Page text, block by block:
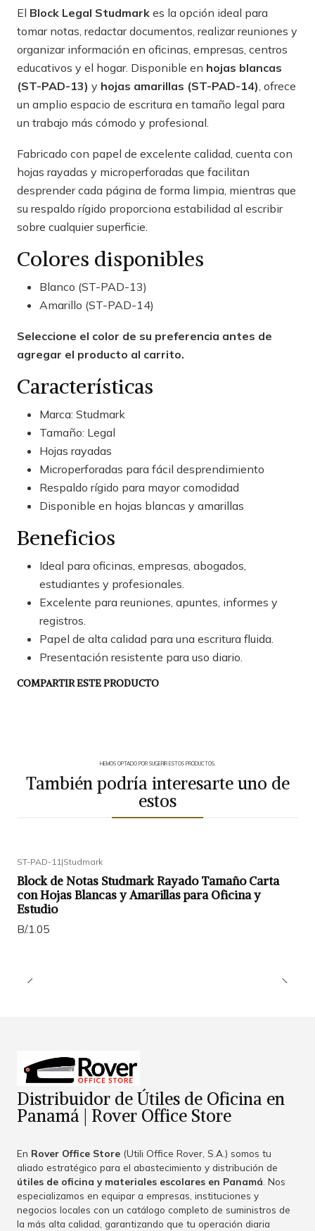
El Block Legal Studmark es la opción ideal para
tomar notas, redactar documentos, realizar reuniones y
organizar información en oficinas, empresas, centros
educativos y el hogar. Disponible en hojas blancas
(ST-PAD-13) y hojas amarillas (ST-PAD-14) , ofrece
un amplio espacio de escritura en tamaño legal para
un trabajo más cómodo y profesional.
Fabricado con papel de excelente calidad, cuenta con
hojas rayadas y microperforadas que facilitan
desprender cada página de forma limpia, mientras que
su respaldo rígido proporciona estabilidad al escribir
sobre cualquier superficie.
Colores disponibles
Blanco (ST-PAD-13)
Amarillo (ST-PAD-14)
Seleccione el color de su preferencia antes de
agregar el producto al carrito.
Características
Marca: Studmark
Tamaño: Legal
Hojas rayadas
Microperforadas para fácil desprendimiento
Respaldo rígido para mayor comodidad
Disponible en hojas blancas y amarillas
Beneficios
Ideal para oficinas, empresas, abogados,
estudiantes y profesionales.
Excelente para reuniones, apuntes, informes y
registros.
Papel de alta calidad para una escritura fluida.
Presentación resistente para uso diario.
COMPARTIR ESTE PRODUCTO
HEMOS OPTADO POR SUGERIR ESTOS PRODUCTOS.
También podría interesarte uno de
estos
ST-PAD-11 |Studmark
Block de Notas Studmark Rayado Tamaño Carta
con Hojas Blancas y Amarillas para Oficina y
Estudio
B/.1.05
Distribuidor de Útiles de Oficina en
Panamá | Rover Office Store
En Rover Office Store (Utili Office Rover, S.A.) somos tu
aliado estratégico para el abastecimiento y distribución de
útiles de oficina y materiales escolares en Panamá . Nos
especializamos en equipar a empresas, instituciones y
negocios locales con un catálogo completo de suministros de
la más alta calidad, garantizando que tu operación diaria